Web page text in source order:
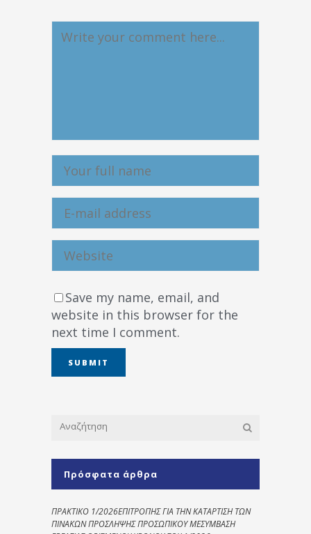
Save my name, email, and
website in this browser for the
next time I comment.
Πρόσφατα άρθρα
ΠΡΑΚΤΙΚΟ 1/2026ΕΠΙΤΡΟΠΗΣ ΓΙΑ ΤΗΝ ΚΑΤΑΡΤΙΣΗ ΤΩΝ
ΠΙΝΑΚΩΝ ΠΡΟΣΛΗΨΗΣ ΠΡΟΣΩΠΙΚΟΥ ΜΕΣΥΜΒΑΣΗ